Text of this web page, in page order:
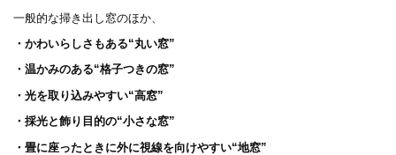
一般的な掃き出し窓のほか、
・かわいらしさもある“丸い窓”
・温かみのある“格子つきの窓”
・光を取り込みやすい“高窓”
・採光と飾り目的の“小さな窓”
・畳に座ったときに外に視線を向けやすい“地窓”